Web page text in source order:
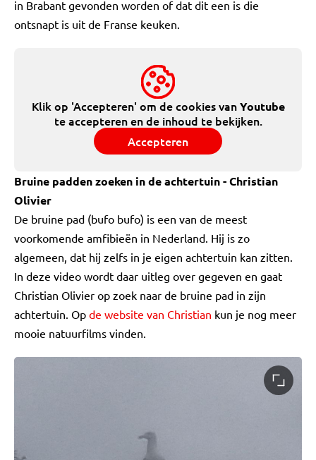
in Brabant gevonden worden of dat dit een is die
ontsnapt is uit de Franse keuken.
Klik op 'Accepteren' om de cookies vanYoutube
te accepteren en de inhoud te bekijken.
Accepteren
Bruine padden zoeken in de achtertuin - Christian
Olivier
De bruine pad (bufo bufo) is een van de meest
voorkomende amfibieën in Nederland. Hij is zo
algemeen, dat hij zelfs in je eigen achtertuin kan zitten.
In deze video wordt daar uitleg over gegeven en gaat
Christian Olivier op zoek naar de bruine pad in zijn
achtertuin. Op de website van Christian kun je nog meer
mooie natuurfilms vinden.